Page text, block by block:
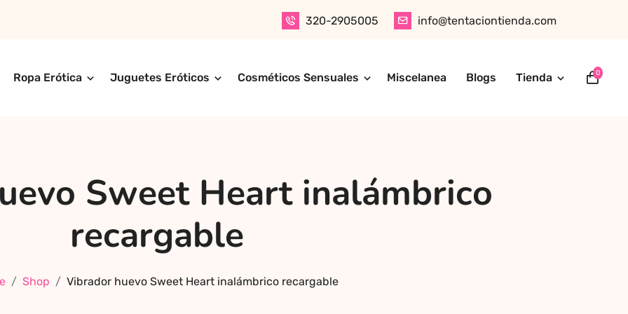
320-2905005 info@tentaciontienda.com
Ropa Erótica Juguetes Eróticos Cosméticos Sensuales Miscelanea Blogs Tienda 0
Sweet Heart inalámbrico
recargable
Shop Vibrador huevo Sweet Heart inalámbrico recargable